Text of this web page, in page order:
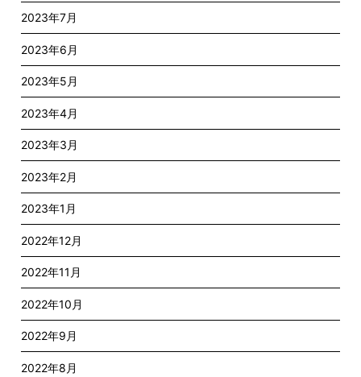
2023年7月
2023年6月
2023年5月
2023年4月
2023年3月
2023年2月
2023年1月
2022年12月
2022年11月
2022年10月
2022年9月
2022年8月